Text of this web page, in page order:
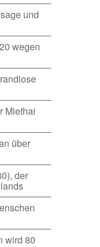
und
wegen
Miethai
über
der
wird 80